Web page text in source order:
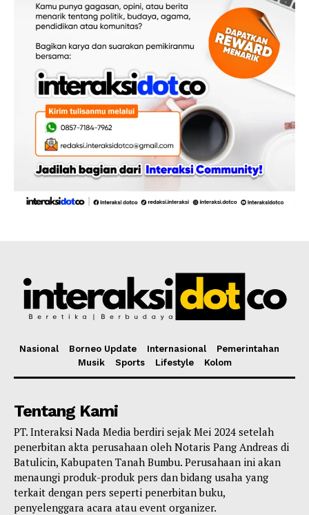
Nasional Borneo Update Internasional
Pemerintahan
Musik
Sports Lifestyle Kolom
Tentang Kami
PT. Interaksi Nada Media berdiri sejak Mei 2024 setelah
penerbitan akta perusahaan oleh Notaris Pang Andreas di
Batulicin, Kabupaten Tanah Bumbu. Perusahaan ini akan
menaungi produk-produk pers dan bidang usaha yang
terkait dengan pers seperti penerbitan buku,
penyelenggara acara atau event organizer.